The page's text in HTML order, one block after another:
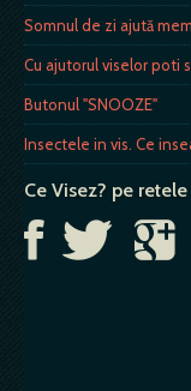
Somnul de zi ajută
Cu ajutorul viselor poti
Butonul "SNOOZE"
Insectele in vis. Ce
Ce Visez? pe